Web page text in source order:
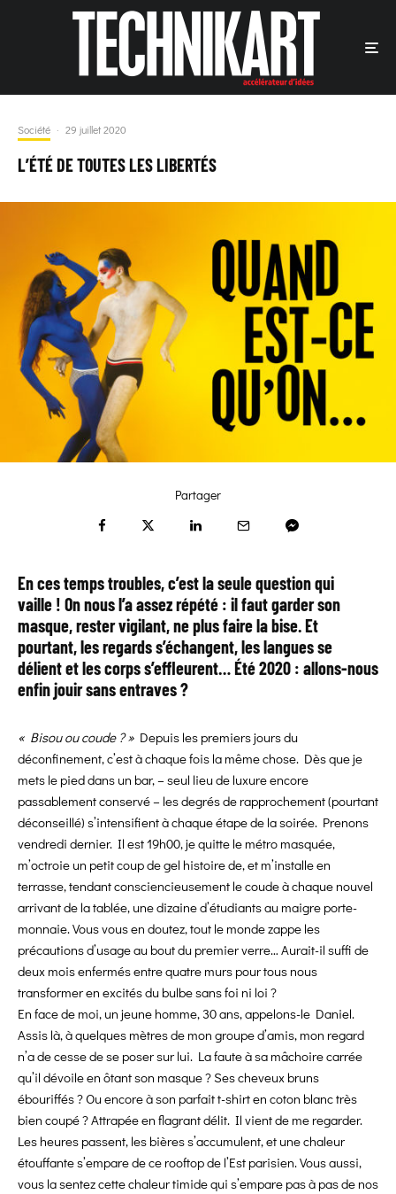
Société · 29 juillet 2020
L’ÉTÉ DE TOUTES LES LIBERTÉS
Partager
En ces temps troubles, c’est la seule question qui
vaille ! On nous l’a assez répété : il faut garder son
masque, rester vigilant, ne plus faire la bise. Et
pourtant, les regards s’échangent, les langues se
délient et les corps s’effleurent… Été 2020 : allons-nous
enfin jouir sans entraves ?
« Bisou ou coude ? » Depuis les premiers jours du
déconfinement, c’est à chaque fois la même chose. Dès que je
mets le pied dans un bar, – seul lieu de luxure encore
passablement conservé – les degrés de rapprochement (pourtant
déconseillé) s’intensifient à chaque étape de la soirée. Prenons
vendredi dernier. Il est 19h00, je quitte le métro masquée,
m’octroie un petit coup de gel histoire de, et m’installe en
terrasse, tendant consciencieusement le coude à chaque nouvel
arrivant de la tablée, une dizaine d’étudiants au maigre porte-
monnaie. Vous vous en doutez, tout le monde zappe les
précautions d’usage au bout du premier verre… Aurait-il suffi de
deux mois enfermés entre quatre murs pour tous nous
transformer en excités du bulbe sans foi ni loi ?
En face de moi, un jeune homme, 30 ans, appelons-le Daniel.
Assis là, à quelques mètres de mon groupe d’amis, mon regard
n’a de cesse de se poser sur lui. La faute à sa mâchoire carrée
qu’il dévoile en ôtant son masque ? Ses cheveux bruns
ébouriffés ? Ou encore à son parfait t-shirt en coton blanc très
bien coupé ? Attrapée en flagrant délit. Il vient de me regarder.
Les heures passent, les bières s’accumulent, et une chaleur
étouffante s’empare de ce rooftop de l’Est parisien. Vous aussi,
vous la sentez cette chaleur timide qui s’empare pas à pas de nos